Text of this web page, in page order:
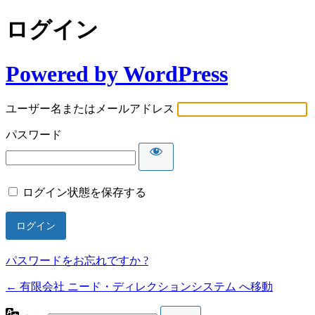
ログイン
Powered by WordPress
ユーザー名またはメールアドレス
パスワード
ログイン状態を保存する
パスワードをお忘れですか ?
← 有限会社 ニード・ディレクションシステム へ移動